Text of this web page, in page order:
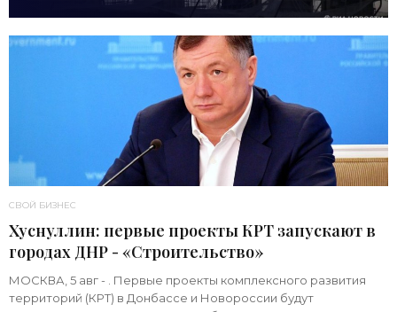
СВОЙ БИЗНЕС
Хуснуллин: первые проекты КРТ запускают в
городах ДНР - «Строительство»
МОСКВА, 5 авг - . Первые проекты комплексного развития
территорий (КРТ) в Донбассе и Новороссии будут